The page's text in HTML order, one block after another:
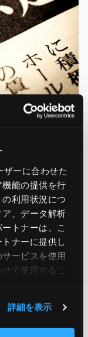
ザーに合わせた
能の提供を行
利用状況につ
、データ解析
トナーは、こ
ナーに提供し
ービスを使用
て使用​​するこ
詳細を表示
を予測した。こ
労働力不足」に
ても、2035年に
には、2023年よ
することが予想
、一人当たりの
みとなってい
ジーを活用し労